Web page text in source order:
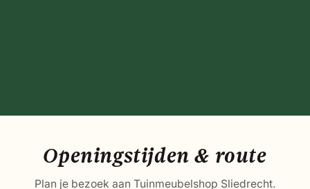
Openingstijden & route
Plan je bezoek aan Tuinmeubelshop Sliedrecht.